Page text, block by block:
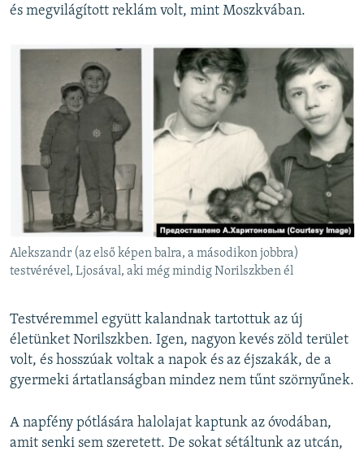
és megvilágított reklám volt, mint Moszkvában.
Alekszandr (az első képen balra, a másodikon jobbra)
testvérével, Ljosával, aki még mindig Norilszkben él
Testvéremmel együtt kalandnak tartottuk az új
életünket Norilszkben. Igen, nagyon kevés zöld terület
volt, és hosszúak voltak a napok és az éjszakák, de a
gyermeki ártatlanságban mindez nem tűnt szörnyűnek.
A napfény pótlására halolajat kaptunk az óvodában,
amit senki sem szeretett. De sokat sétáltunk az utcán,